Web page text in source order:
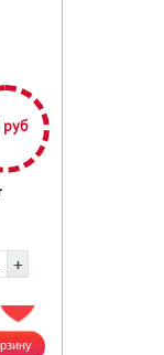
руб
ДОБАВИТЬ В ИЗБРАННОЕ